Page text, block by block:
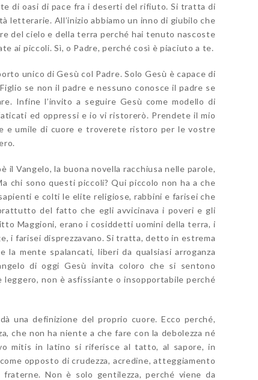
di oasi di pace fra i deserti del rifiuto. Si tratta di
letterarie. All’inizio abbiamo un inno di giubilo che
del cielo e della terra perché hai tenuto nascoste
ai piccoli. Sì, o Padre, perché così è piaciuto a te.
unico di Gesù col Padre. Solo Gesù è capace di
se non il padre e nessuno conosce il padre se
Infine l’invito a seguire Gesù come modello di
ed oppressi e io vi ristorerò. Prendete il mio
e umile di cuore e troverete ristoro per le vostre
Vangelo, la buona novella racchiusa nelle parole,
chi sono questi piccoli? Qui piccolo non ha a che
e colti le elite religiose, rabbini e farisei che
del fatto che egli avvicinava i poveri e gli
Maggioni, erano i cosiddetti uomini della terra, i
i farisei disprezzavano. Si tratta, detto in estrema
mente spalancati, liberi da qualsiasi arroganza
di oggi Gesù invita coloro che si sentono
non è asfissiante o insopportabile perché
una definizione del proprio cuore. Ecco perché,
che non ha niente a che fare con la debolezza né
mitis in latino si riferisce al tatto, al sapore, in
opposto di crudezza, acredine, atteggiamento
Non è solo gentilezza, perché viene da